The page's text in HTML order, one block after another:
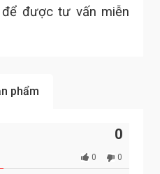
để được tư vấn miễn
phẩm
0
0
0